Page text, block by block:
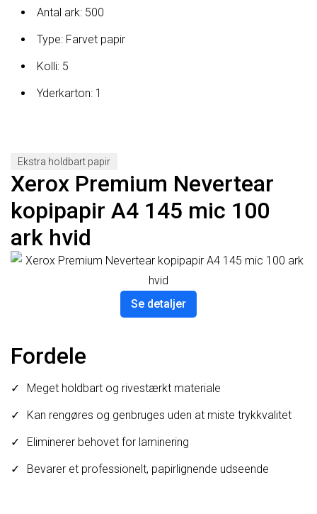
Antal ark: 500
Type: Farvet papir
Kolli: 5
Yderkarton: 1
Ekstra holdbart papir
Xerox Premium Nevertear
kopipapir A4 145 mic 100
ark hvid
Fordele
Meget holdbart og rivestærkt materiale
Kan rengøres og genbruges uden at miste trykkvalitet
Eliminerer behovet for laminering
Bevarer et professionelt, papirlignende udseende
Se detaljer